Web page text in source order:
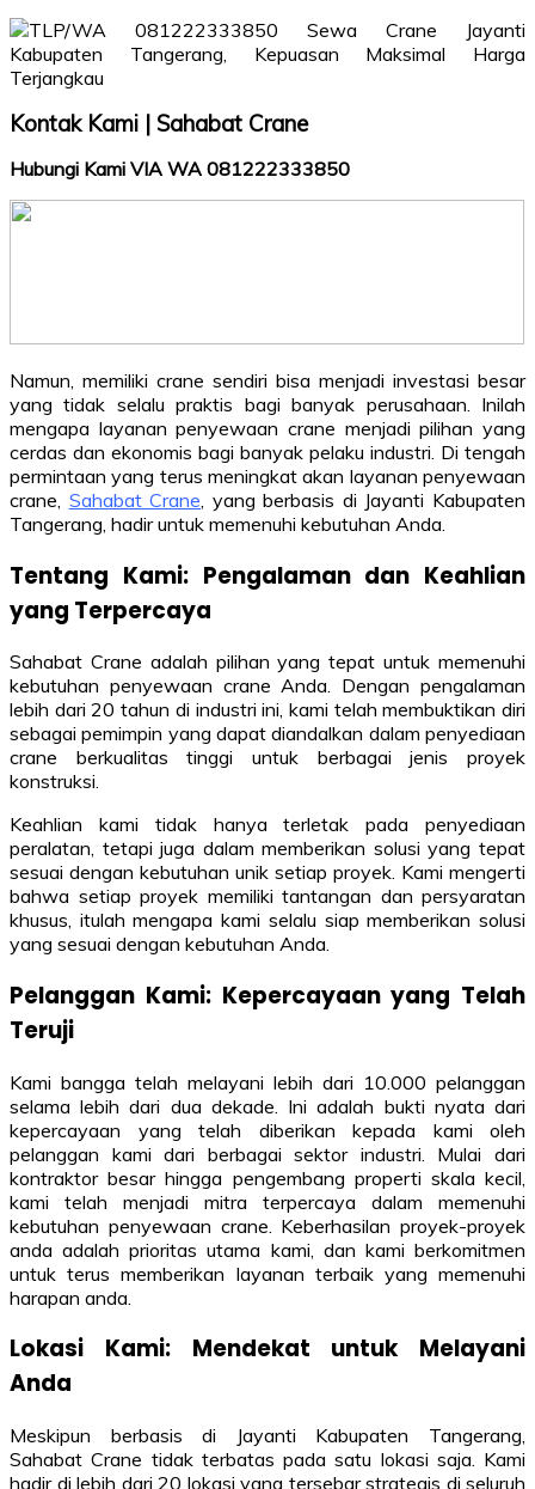
Kontak Kami | Sahabat Crane
Hubungi Kami VIA WA 081222333850
Namun, memiliki crane sendiri bisa menjadi investasi besar
yang tidak selalu praktis bagi banyak perusahaan. Inilah
mengapa layanan penyewaan crane menjadi pilihan yang
cerdas dan ekonomis bagi banyak pelaku industri. Di tengah
permintaan yang terus meningkat akan layanan penyewaan
crane, Sahabat Crane , yang berbasis di Jayanti Kabupaten
Tangerang, hadir untuk memenuhi kebutuhan Anda.
Tentang Kami: Pengalaman dan Keahlian
yang Terpercaya
Sahabat Crane adalah pilihan yang tepat untuk memenuhi
kebutuhan penyewaan crane Anda. Dengan pengalaman
lebih dari 20 tahun di industri ini, kami telah membuktikan diri
sebagai pemimpin yang dapat diandalkan dalam penyediaan
crane berkualitas tinggi untuk berbagai jenis proyek
konstruksi.
Keahlian kami tidak hanya terletak pada penyediaan
peralatan, tetapi juga dalam memberikan solusi yang tepat
sesuai dengan kebutuhan unik setiap proyek. Kami mengerti
bahwa setiap proyek memiliki tantangan dan persyaratan
khusus, itulah mengapa kami selalu siap memberikan solusi
yang sesuai dengan kebutuhan Anda.
Pelanggan Kami: Kepercayaan yang Telah
Teruji
Kami bangga telah melayani lebih dari 10.000 pelanggan
selama lebih dari dua dekade. Ini adalah bukti nyata dari
kepercayaan yang telah diberikan kepada kami oleh
pelanggan kami dari berbagai sektor industri. Mulai dari
kontraktor besar hingga pengembang properti skala kecil,
kami telah menjadi mitra terpercaya dalam memenuhi
kebutuhan penyewaan crane. Keberhasilan proyek-proyek
anda adalah prioritas utama kami, dan kami berkomitmen
untuk terus memberikan layanan terbaik yang memenuhi
harapan anda.
Lokasi Kami: Mendekat untuk Melayani
Anda
Meskipun berbasis di Jayanti Kabupaten Tangerang,
Sahabat Crane tidak terbatas pada satu lokasi saja. Kami
hadir di lebih dari 20 lokasi yang tersebar strategis di seluruh